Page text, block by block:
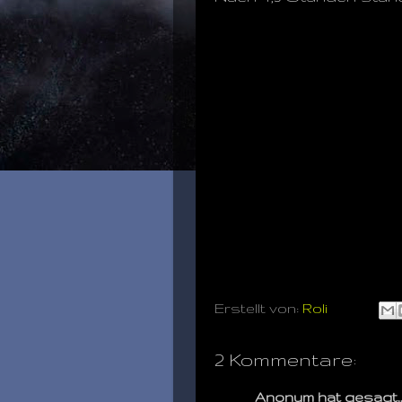
Erstellt von: Roli
2 Kommentare:
Anonym hat